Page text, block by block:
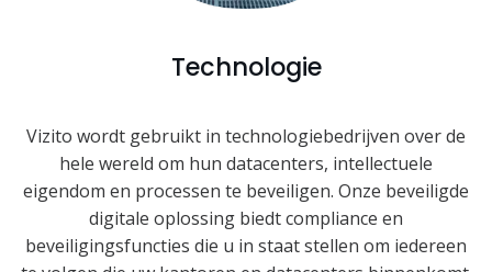
Technologie
Vizito wordt gebruikt in technologiebedrijven over de
hele wereld om hun datacenters, intellectuele
eigendom en processen te beveiligen. Onze beveiligde
digitale oplossing biedt compliance en
beveiligingsfuncties die u in staat stellen om iedereen